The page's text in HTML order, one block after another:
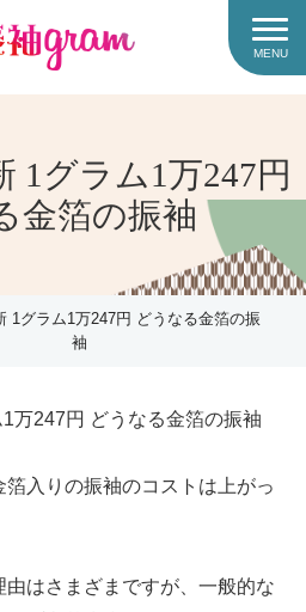
MENU
1グラム1万247円
金箔の振袖
1グラム1万247円 どうなる金箔の振
袖
万247円 どうなる金箔の振袖
入りの振袖のコストは上がっ
はさまざまですが、一般的な